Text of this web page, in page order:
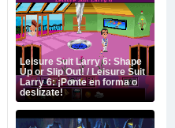
Leisure Suit Larry 6: Shape
Up or Slip Out! / Leisure Suit
Larry 6: ¡Ponte en forma o
deslízate!